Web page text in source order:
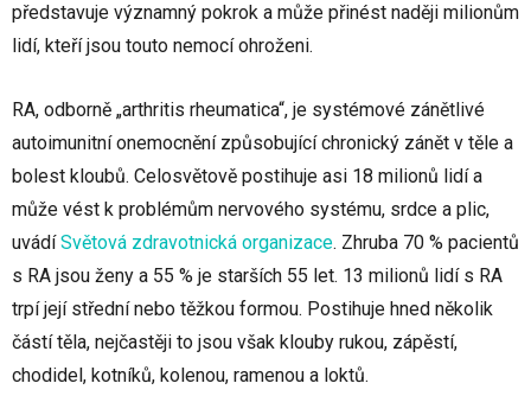
představuje významný pokrok a může přinést naději milionům
lidí, kteří jsou touto nemocí ohroženi.
RA, odborně „arthritis rheumatica“, je systémové zánětlivé
autoimunitní onemocnění způsobující chronický zánět v těle a
bolest kloubů. Celosvětově postihuje asi 18 milionů lidí a
může vést k problémům nervového systému, srdce a plic,
uvádíSvětová zdravotnická organizace. Zhruba 70 % pacientů
s RA jsou ženy a 55 % je starších 55 let. 13 milionů lidí s RA
trpí její střední nebo těžkou formou. Postihuje hned několik
částí těla, nejčastěji to jsou však klouby rukou, zápěstí,
chodidel, kotníků, kolenou, ramenou a loktů.